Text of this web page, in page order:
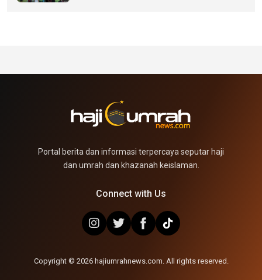
Portal berita dan informasi terpercaya seputar haji
dan umrah dan khazanah keislaman.
Connect with Us
Copyright © 2026 hajiumrahnews.com. All rights reserved.